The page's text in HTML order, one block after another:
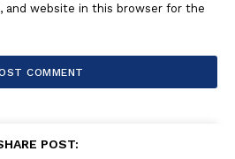
and website in this browser for the
POST: